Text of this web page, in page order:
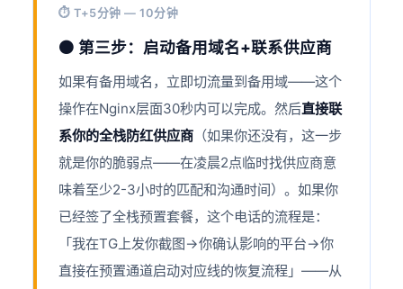
⏱ T+5分钟 — 10分钟
🟠 第三步：启动备用域名+联系供应商
如果有备用域名，立即切流量到备用域——这个
操作在Nginx层面30秒内可以完成。然后直接联
系你的全栈防红供应商 （如果你还没有，这一步
就是你的脆弱点——在凌晨2点临时找供应商意
味着至少2-3小时的匹配和沟通时间）。如果你
已经签了全栈预置套餐，这个电话的流程是：
「我在TG上发你截图→你确认影响的平台→你
直接在预置通道启动对应线的恢复流程」——从